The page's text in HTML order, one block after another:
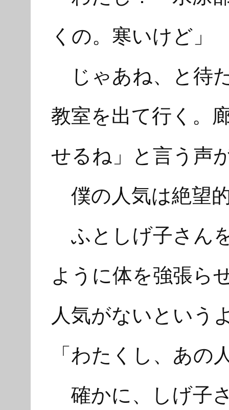
くの。寒いけど」
じゃあね、と待
教室を出て行く。
せるね」と言う声
僕の人気は絶望
ふとしげ子さん
ように体を強張ら
人気がないという
「わたくし、あの
確かに、しげ子